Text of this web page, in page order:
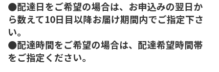
●配達日をご希望の場合は、お申込みの翌日か
ら数えて10日目以降お届け期間内でご指定下さ
い。
●配達時間をご希望の場合は、配達希望時間帯
をご指定ください。